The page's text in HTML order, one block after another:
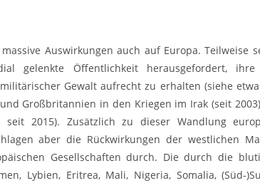
Auswirkungen auch auf Europa. Teilweise
gelenkte Öffentlichkeit herausgefordert,
Gewalt aufrecht zu erhalten (siehe
Großbritannien in den Kriegen im Irak (seit
seit 2015). Zusätzlich zu dieser Wandlung
aber die Rückwirkungen der westlichen
Gesellschaften durch. Die durch die
Lybien, Eritrea, Mali, Nigeria, Somalia, (Süd-